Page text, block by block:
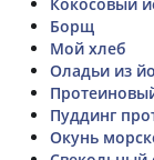
Борщ
Мой хлеб
Оладьи из
Пуддинг
Окунь